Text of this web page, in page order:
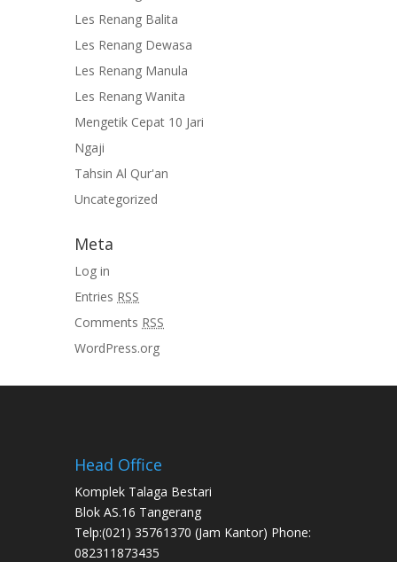
Les Renang Balita
Les Renang Dewasa
Les Renang Manula
Les Renang Wanita
Mengetik Cepat 10 Jari
Ngaji
Tahsin Al Qur'an
Uncategorized
Meta
Log in
Entries RSS
Comments RSS
WordPress.org
Head Office
Komplek Talaga Bestari
Blok AS.16 Tangerang
Telp:(021) 35761370 (Jam Kantor) Phone:
082311873435